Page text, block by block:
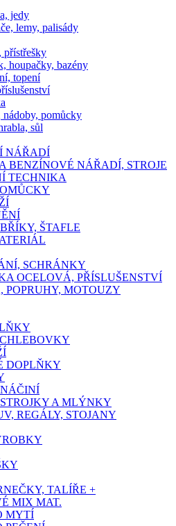
jedy
lemy, palisády
přístřešky
houpačky, bazény
topení
pomůcky
sůl
NÁŘADÍ
BENZÍNOVÉ NÁŘADÍ, STROJE
TECHNIKA
ŠTAFLE
SCHRÁNKY
OCELOVÁ, PŘÍSLUŠENSTVÍ
POPRUHY, MOTOUZY
DOPLŇKY
A MLÝNKY
REGÁLY, STOJANY
TALÍŘE +
MIX MAT.
MYTÍ